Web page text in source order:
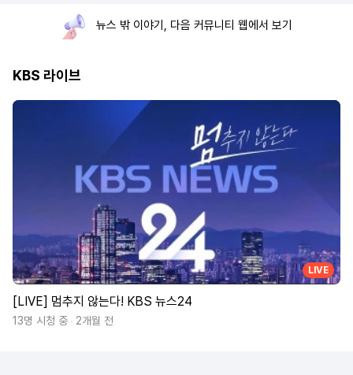
뉴스 밖 이야기, 다음 커뮤니티 웹에서 보기
KBS 라이브
LIVE
[LIVE] 멈추지 않는다! KBS 뉴스24
13명 시청 중 2개월 전